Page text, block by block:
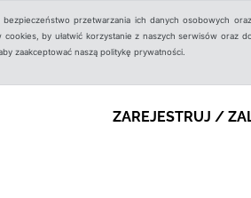
przetwarzania ich danych osobowych
by ułatwić korzystanie z naszych serwisów oraz
zaakceptować naszą politykę prywatności.
ZAREJESTRUJ /